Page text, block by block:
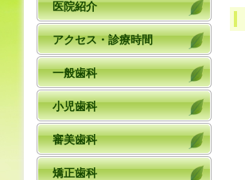
医院紹介
アクセス・診療時間
一般歯科
小児歯科
審美歯科
矯正歯科